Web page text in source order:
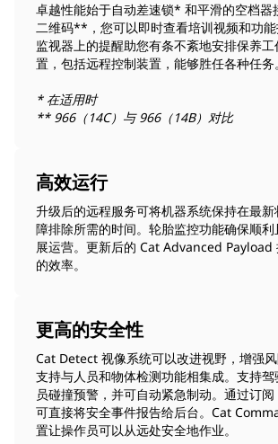
卓越性能始于自动差速锁* 和平滑的空档器
二维码**，您可以即时查看培训视频和功
监视器上的提醒助您有条不紊地安排保养
置，包括远程控制装置，能够胜任各种任务。
* 在适用时
** 966（14C）与 966（14B）对比
高效运行
升级后的远程服务可将机器系统保持在最
障排除所需的时间。轮胎监控功能确保顺
展运营。更新后的 Cat Advanced Payload
的效率。
更高的安全性
Cat Detect 视像系统可以改进视野，增强
支持与人员和物体检测功能相集成。支持驾
员碰撞预警，并可自动紧急制动。通过订
可直接将安全事件报告给后台。Cat
置让操作员可以从远处安全地作业。